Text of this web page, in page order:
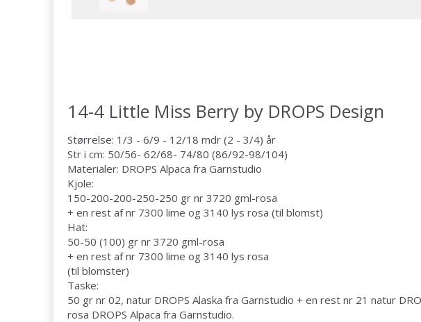
14-4 Little Miss Berry by DROPS Design
Størrelse: 1/3 - 6/9 - 12/18 mdr (2 - 3/4) år
Str i cm: 50/56- 62/68- 74/80 (86/92-98/104)
Materialer: DROPS Alpaca fra Garnstudio
Kjole:
150-200-200-250-250 gr nr 3720 gml-rosa
+ en rest af nr 7300 lime og 3140 lys rosa (til blomst)
Hat:
50-50 (100) gr nr 3720 gml-rosa
+ en rest af nr 7300 lime og 3140 lys rosa
(til blomster)
Taske:
50 gr nr 02, natur DROPS Alaska fra Garnstudio + en rest nr 21 natur
rosa DROPS Alpaca fra Garnstudio.